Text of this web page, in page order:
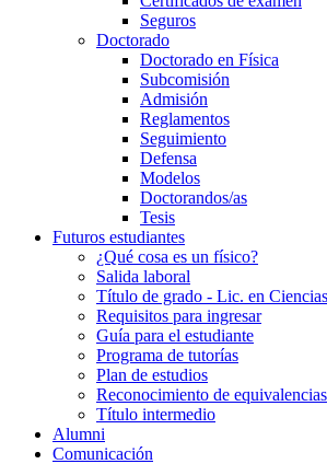
Seguros
Doctorado
Doctorado en Física
Subcomisión
Admisión
Reglamentos
Seguimiento
Defensa
Modelos
Doctorandos/as
Tesis
Futuros estudiantes
¿Qué cosa es un físico?
Salida laboral
Título de grado - Lic. en
Requisitos para ingresar
Guía para el estudiante
Programa de tutorías
Plan de estudios
Reconocimiento de equivalencias
Título intermedio
Alumni
Comunicación